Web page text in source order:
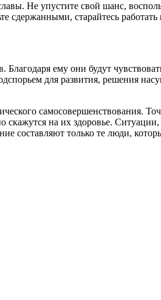
Не упустите свой шанс,
сдержанными, старайтесь работать
ему они будут
для развития, решения
самосовершенствования.
скажутся на их здоровье.
составляют только те люди,